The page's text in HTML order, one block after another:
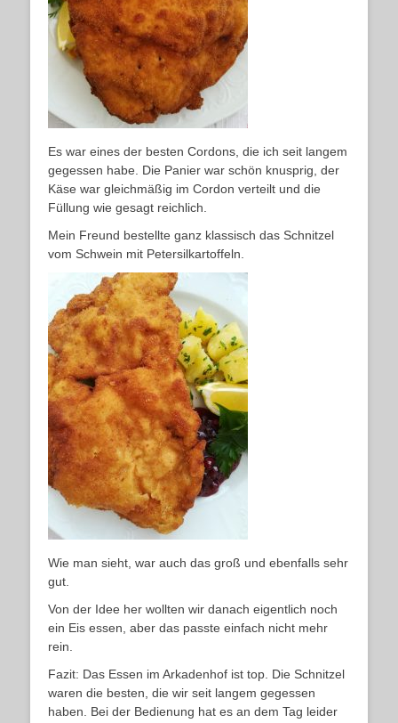
Es war eines der besten Cordons, die ich seit langem
gegessen habe. Die Panier war schön knusprig, der
Käse war gleichmäßig im Cordon verteilt und die
Füllung wie gesagt reichlich.
Mein Freund bestellte ganz klassisch das Schnitzel
vom Schwein mit Petersilkartoffeln.
Wie man sieht, war auch das groß und ebenfalls sehr
gut.
Von der Idee her wollten wir danach eigentlich noch
ein Eis essen, aber das passte einfach nicht mehr
rein.
Fazit: Das Essen im Arkadenhof ist top. Die Schnitzel
waren die besten, die wir seit langem gegessen
haben. Bei der Bedienung hat es an dem Tag leider